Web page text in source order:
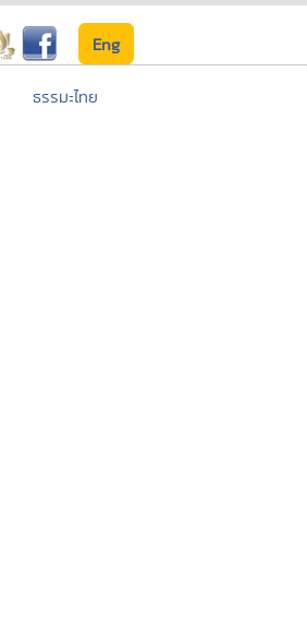
Eng
ธรรมะไทย